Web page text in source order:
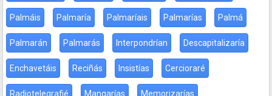
Palmáis Palmaría Palmaríais Palmarías Palmá
Palmarán Palmarás Interpondrían Descapitalizaría
Enchavetáis Reciñás Insistías Cercioraré
Radiotelegrafié Mangarías Memorizarías